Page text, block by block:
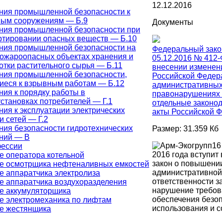
промышленной безопасности к
сооружениям — Б.9
промышленной безопасности при
опасных веществ — Б.10
промышленной безопасности на
объектах хранения и
растительного сырья — Б.11
промышленной безопасности,
к взрывным работам — Б.12
к порядку работы в
потребителей — Г.1
к эксплуатации электрических
сетей — Г.2
безопасности гидротехнических
— В
оператора котельной
осмотрщика нефтеналивных емкостей
аппаратчика электролиза
аппаратчика воздухоразделения
аккумуляторщика
электромеханика по лифтам
жестянщика
12.12.2016
Документы
Федеральный
05.12.2016 №
внесении
Российской
правонарушениях
отдельные
акты Российской
Размер: 31.359 Кб
2016 года вступит
закон о
административной
ответственности
нарушение
обеспечения
использования и